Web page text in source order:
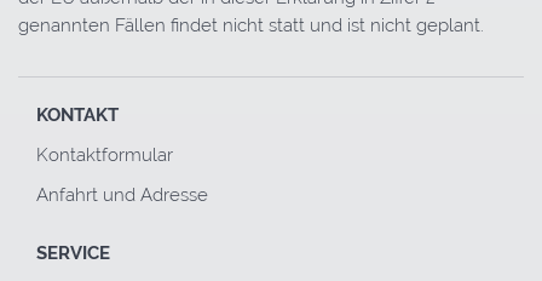
genannten Fällen findet nicht statt und ist nicht geplant.
KONTAKT
Kontaktformular
Anfahrt und Adresse
SERVICE